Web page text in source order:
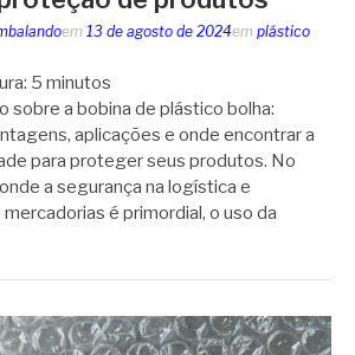
em 13 de agosto de 2024em plástico
5 minutos
sobre a bobina de plástico bolha:
aplicações e onde encontrar a
para proteger seus produtos. No
a segurança na logística e
é primordial, o uso da